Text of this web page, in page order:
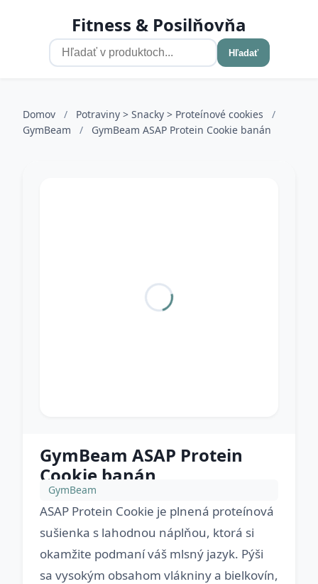
Fitness & Posilňovňa
Hľadať
Domov / Potraviny > Snacky > Proteínové cookies
/
GymBeam
/ GymBeam ASAP Protein Cookie banán
GymBeam ASAP Protein
Cookie banán
GymBeam
ASAP Protein Cookie je plnená proteínová
sušienka s lahodnou náplňou, ktorá si
okamžite podmaní váš mlsný jazyk. Pýši
sa vysokým obsahom vlákniny a bielkovín,